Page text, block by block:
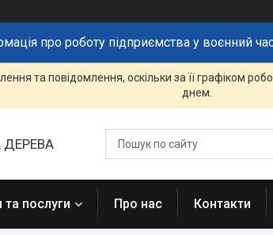
про роботу підприємства у воєнний
та повідомлення, оскільки за її графіком
днем.
ДЕРЕВА
та послуги Про нас Контакти